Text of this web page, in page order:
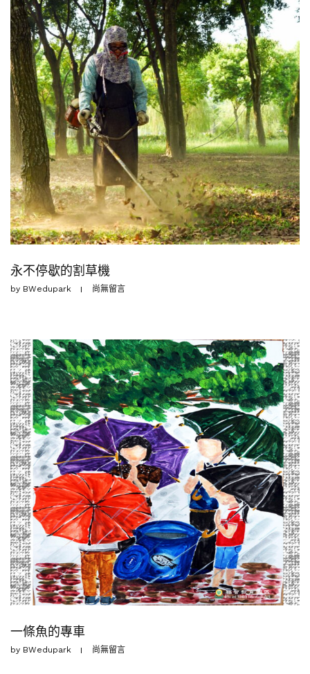
永不停歇的割草機
by BWedupark 尚無留言
一條魚的專車
by BWedupark 尚無留言